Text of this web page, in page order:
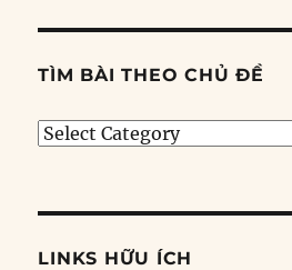
TÌM BÀI THEO CHỦ ĐỀ
Tìm
đề
LINKS HỮU ÍCH